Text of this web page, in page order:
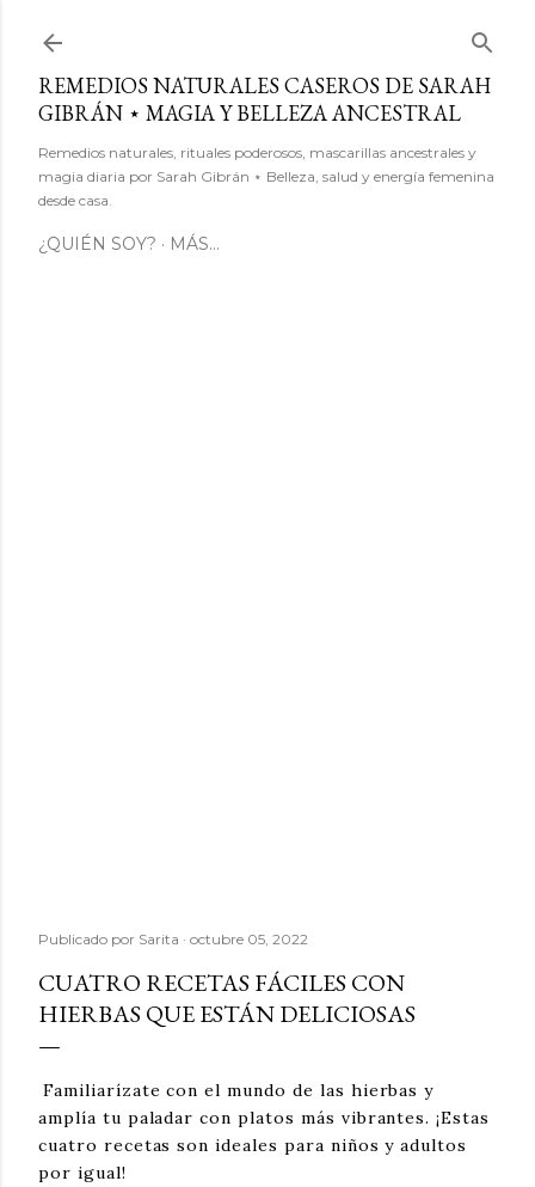
REMEDIOS NATURALES CASEROS DE SARAH
GIBRÁN ⋆ MAGIA Y BELLEZA ANCESTRAL
Remedios naturales, rituales poderosos, mascarillas ancestrales y
magia diaria por Sarah Gibrán ⋆ Belleza, salud y energía femenina
desde casa.
¿QUIÉN SOY? MÁS…
Publicado por Sarita octubre 05, 2022
CUATRO RECETAS FÁCILES CON
HIERBAS QUE ESTÁN DELICIOSAS
Familiarízate con el mundo de las hierbas y
amplía tu paladar con platos más vibrantes. ¡Estas
cuatro recetas son ideales para niños y adultos
por igual!